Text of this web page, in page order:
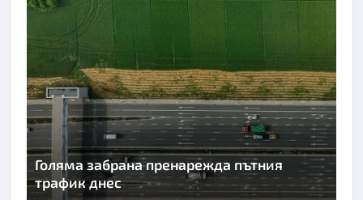
Голяма забрана пренарежда пътния
трафик днес